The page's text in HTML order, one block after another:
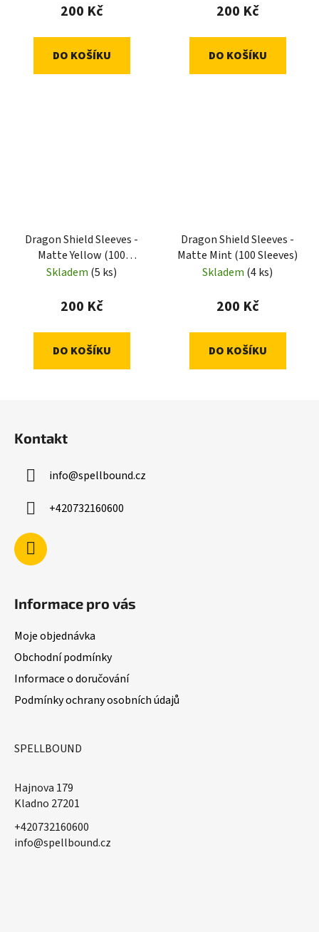
200 Kč
DO KOŠÍKU
200 Kč
DO KOŠÍKU
Dragon Shield Sleeves -
Matte Yellow (100
Sleeves)
Skladem (5 ks)
200 Kč
DO KOŠÍKU
Dragon Shield Sleeves -
Matte Mint (100 Sleeves)
Skladem (4 ks)
200 Kč
DO KOŠÍKU
Kontakt
info@spellbound.cz
+420732160600
Informace pro vás
Moje objednávka
Obchodní podmínky
Informace o doručování
Podmínky ochrany osobních údajů
SPELLBOUND
Hajnova 179
Kladno 27201
+420732160600
​info@spellbound.cz